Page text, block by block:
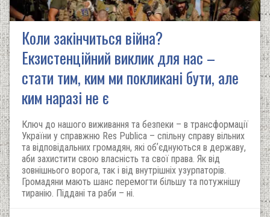
Коли закінчиться війна?
Екзистенційний виклик для нас –
стати тим, ким ми покликані бути, але
ким наразі не є
Ключ до нашого виживання та безпеки – в трансформації
України у справжню Res Publica – спільну справу вільних
та відповідальних громадян, які обʼєднуються в державу,
аби захистити свою власність та свої права. Як від
зовнішнього ворога, так і від внутрішніх узурпаторів.
Громадяни мають шанс перемогти більшу та потужнішу
тиранію. Піддані та раби – ні.